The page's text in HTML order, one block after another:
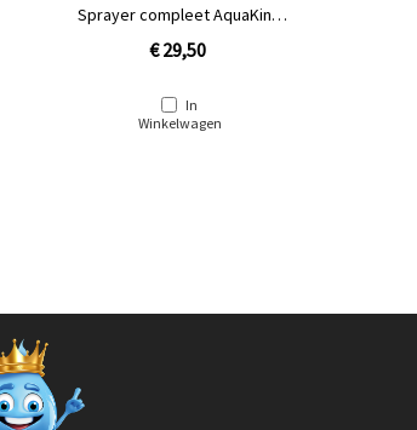
Sprayer compleet AquaKing
€ 29,50
In
Winkelwagen